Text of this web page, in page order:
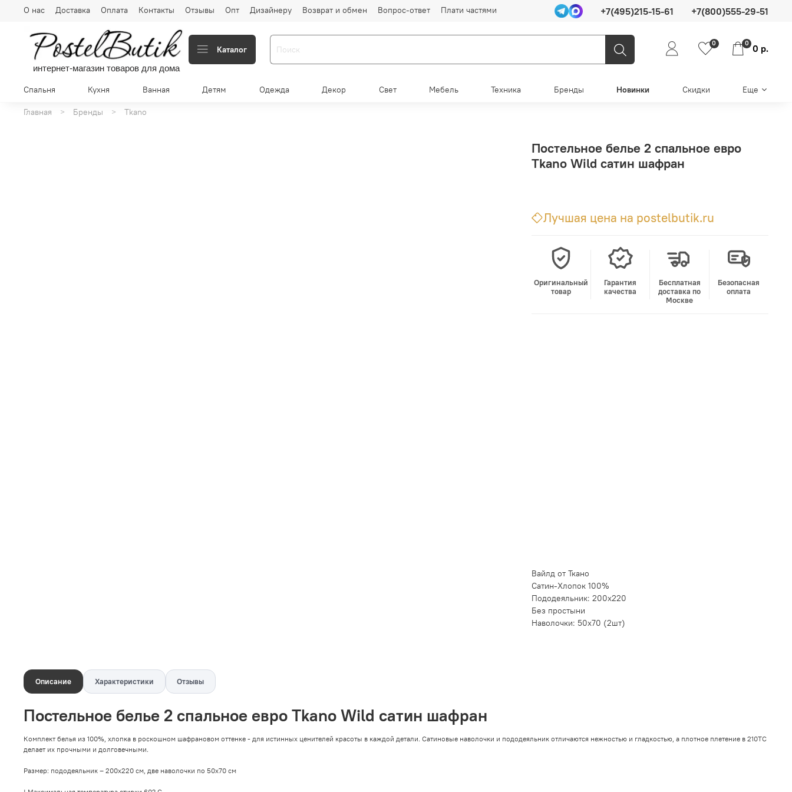
О нас Доставка Оплата Контакты Отзывы Опт Дизайнеру Возврат и обмен Вопрос-ответ Плати частями +7(495)215-15-61 +7(800)555-29-51
интернет-магазин товаров для дома
Каталог
0 0 0 р.
Спальня Кухня Ванная Детям Одежда Декор Свет Мебель Техника Бренды Новинки Скидки Еще
Главная Бренды Tkano
Постельное белье 2 спальное евро
Tkano Wild сатин шафран
Лучшая цена на postelbutik.ru
Оригинальный
товар
Гарантия
качества
Бесплатная
доставка по
Москве
Безопасная
оплата
Вайлд от Ткано
Сатин-Хлопок 100%
Пододеяльник: 200х220
Без простыни
Наволочки: 50х70 (2шт)
Описание Характеристики Отзывы
Постельное белье 2 спальное евро Tkano Wild сатин шафран
Комплект белья из 100%, хлопка в роскошном шафрановом оттенке - для истинных ценителей красоты в каждой детали. Сатиновые наволочки и пододеяльник отличаются нежностью и гладкостью, а плотное плетение в 210ТС
делает их прочными и долговечными.
Размер: пододеяльник – 200х220 см, две наволочки по 50х70 см